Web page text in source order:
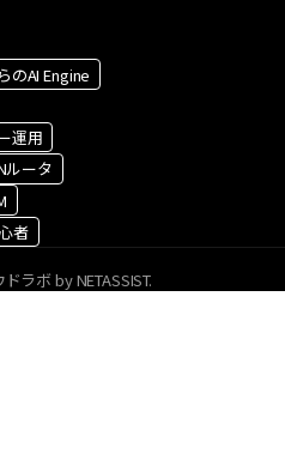
のAI Engine
運用
ルータ
者
ラボ by NETASSIST.